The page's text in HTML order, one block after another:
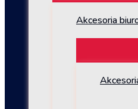
Akcesoria